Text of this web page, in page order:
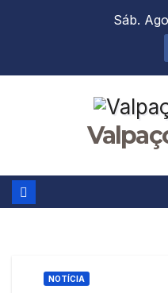
Sáb.
NOTÍCIA